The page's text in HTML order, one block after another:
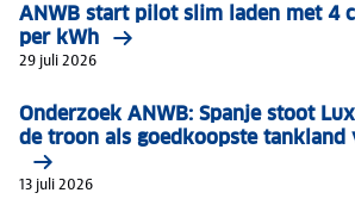
ANWB start pilot slim laden met 4
per kWh
29 juli 2026
Onderzoek ANWB: Spanje stoot
de troon als goedkoopste tankland
13 juli 2026